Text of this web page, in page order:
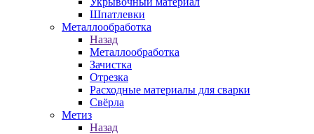
Шпатлевки
Металлообработка
Назад
Металлообработка
Зачистка
Отрезка
Расходные материалы для сварки
Свёрла
Метиз
Назад